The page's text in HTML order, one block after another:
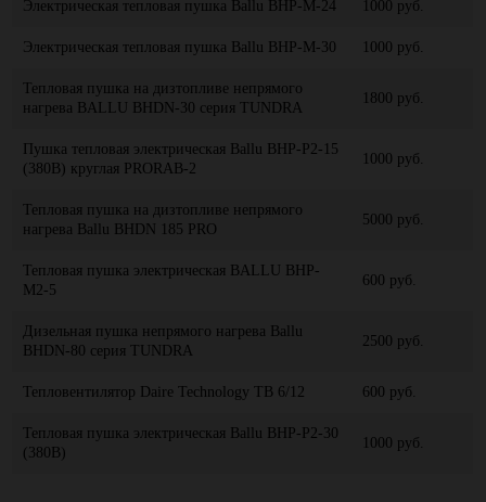
Электрическая тепловая пушка Ballu BHP-M-24 1000 руб.
Электрическая тепловая пушка Ballu BHP-M-30 1000 руб.
Тепловая пушка на дизтопливе непрямого
нагрева BALLU BHDN-30 серия TUNDRA
1800 руб.
Пушка тепловая электрическая Ballu BHP-P2-15
(380B) круглая PRORAB-2
1000 руб.
Тепловая пушка на дизтопливе непрямого
нагрева Ballu BHDN 185 PRO
5000 руб.
Тепловая пушка электрическая BALLU BHP-
M2-5
600 руб.
Дизельная пушка непрямого нагрева Ballu
BHDN-80 серия TUNDRA
2500 руб.
Тепловентилятор Daire Technology ТВ 6/12 600 руб.
Тепловая пушка электрическая Ballu BHP-P2-30
(380B)
1000 руб.